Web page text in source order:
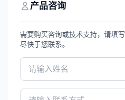
产品咨询
需要购买咨询或技术支持，请填
尽快于您联系。